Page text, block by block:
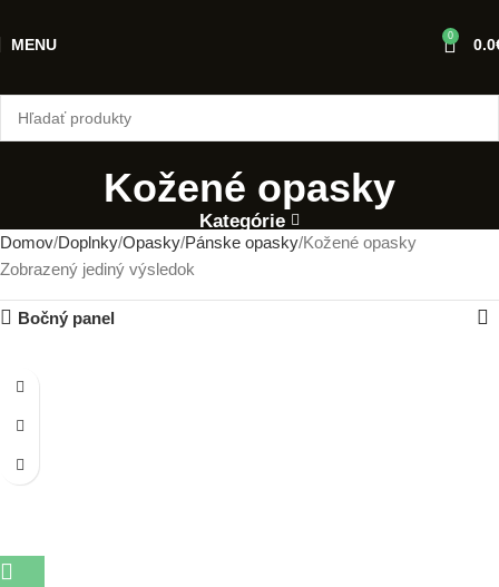
MENU 0 0.0
Kožené opasky
Kategórie
Domov Doplnky Opasky Pánske opasky Kožené opasky
Zobrazený jediný výsledok
Bočný panel